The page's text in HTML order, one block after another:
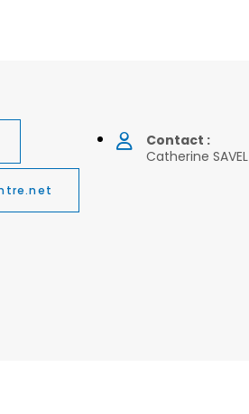
Contact :
Catherine SAVEL